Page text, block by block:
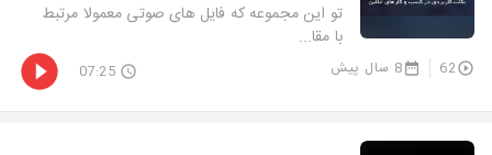
تو این مجموعه که فایل های صوتی معمولا مرتبط
با مقا...
62 8 سال پیش 07:25